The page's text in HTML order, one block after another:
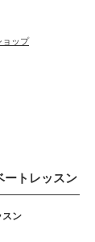
ョップ
ートレッスン
スン